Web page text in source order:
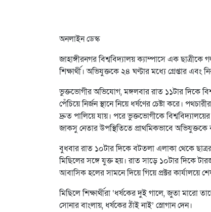
অনলাইন ডেস্ক
জাহাঙ্গীরনগর বিশ্ববিদ্যালয় ক্যাম্পাসে এক
শিক্ষার্থী। অভিযুক্তকে ২৪ ঘণ্টার মধ্যে গ্রেপ্তার এবং
ভুক্তভোগীর অভিযোগ, মঙ্গলবার রাত ১১টার দিকে
পেঁচিয়ে নির্জন স্থানে নিয়ে ধর্ষণের চেষ্টা করে।
দ্রুত পালিয়ে যায়। পরে ভুক্তভোগীকে বিশ্ববিদ্যালয়ের
জাকসু নেতার উপস্থিতিতে প্রাথমিকভাবে অভিযুক্তকে
বুধবার রাত ১০টার দিকে বটতলা এলাকা থেকে
মিছিলের সঙ্গে যুক্ত হয়। রাত সাড়ে ১০টার দিকে
আবাসিক হলের সামনে দিয়ে গিয়ে প্রক্টর কার্যালয়ে
মিছিলে শিক্ষার্থীরা ‘ধর্ষকের দুই গালে, জুতা মারো
সোনার বাংলায়, ধর্ষকের ঠাঁই নাই’ স্লোগান দেন।